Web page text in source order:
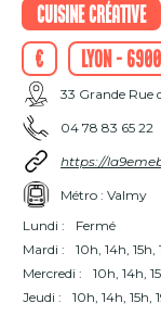
Cuisine créative
€
Lyon -
33 Grande Rue
04 78 83 65 22
https://
Métro : Valmy
Lundi :
Fermé
Mardi :
10h, 14h, 15h,
Mercredi :
10h, 14h,
Jeudi :
10h, 14h, 15h,